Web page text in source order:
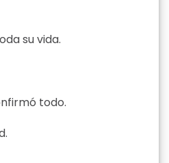
su vida.
todo.